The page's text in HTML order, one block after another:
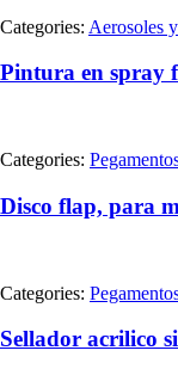
Categories: Aerosoles
Pintura en spray
Categories:
Disco flap, para
Categories:
Sellador acrilico